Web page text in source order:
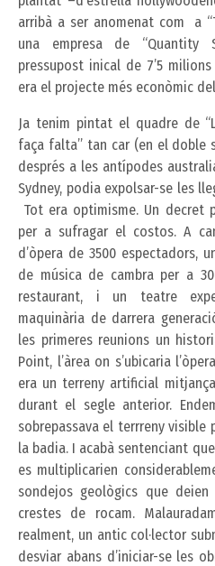
arribà a ser anomenat com a
una empresa de “Quantity
pressupost inical de 7’5
era el projecte més econòmic
Ja tenim pintat el quadre de
faça falta” tan car (en el doble
després a les antípodes
Sydney, podia expolsar-se les
Tot era optimisme. Un decret
per a sufragar el costos. A
d’òpera de 3500 espectadors,
de música de cambra per a
restaurant, i un teatre
maquinària de darrera
les primeres reunions un
Point, l’àrea on s’ubicaria
era un terreny artificial
durant el segle anterior.
sobrepassava el terrreny visible
la badia. I acabà sentenciant
es multiplicarien
sondejos geològics que
crestes de rocam.
realment, un antic col·lector
desviar abans d’iniciar-se les